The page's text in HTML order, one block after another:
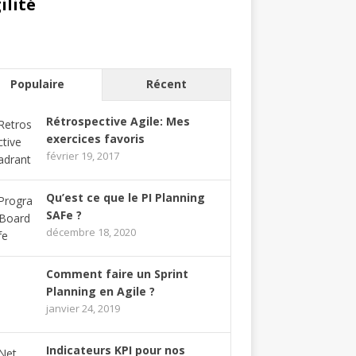
Populaire Récent
Rétrospective Agile: Mes
exercices favoris
février 19, 2017
Qu’est ce que le PI Planning
SAFe ?
décembre 18, 2020
Comment faire un Sprint
Planning en Agile ?
janvier 24, 2019
Indicateurs KPI pour nos